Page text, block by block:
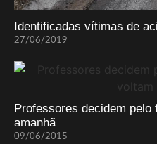
Identificadas vítimas de
27/06/2019
Professores decidem
amanhã
09/06/2015